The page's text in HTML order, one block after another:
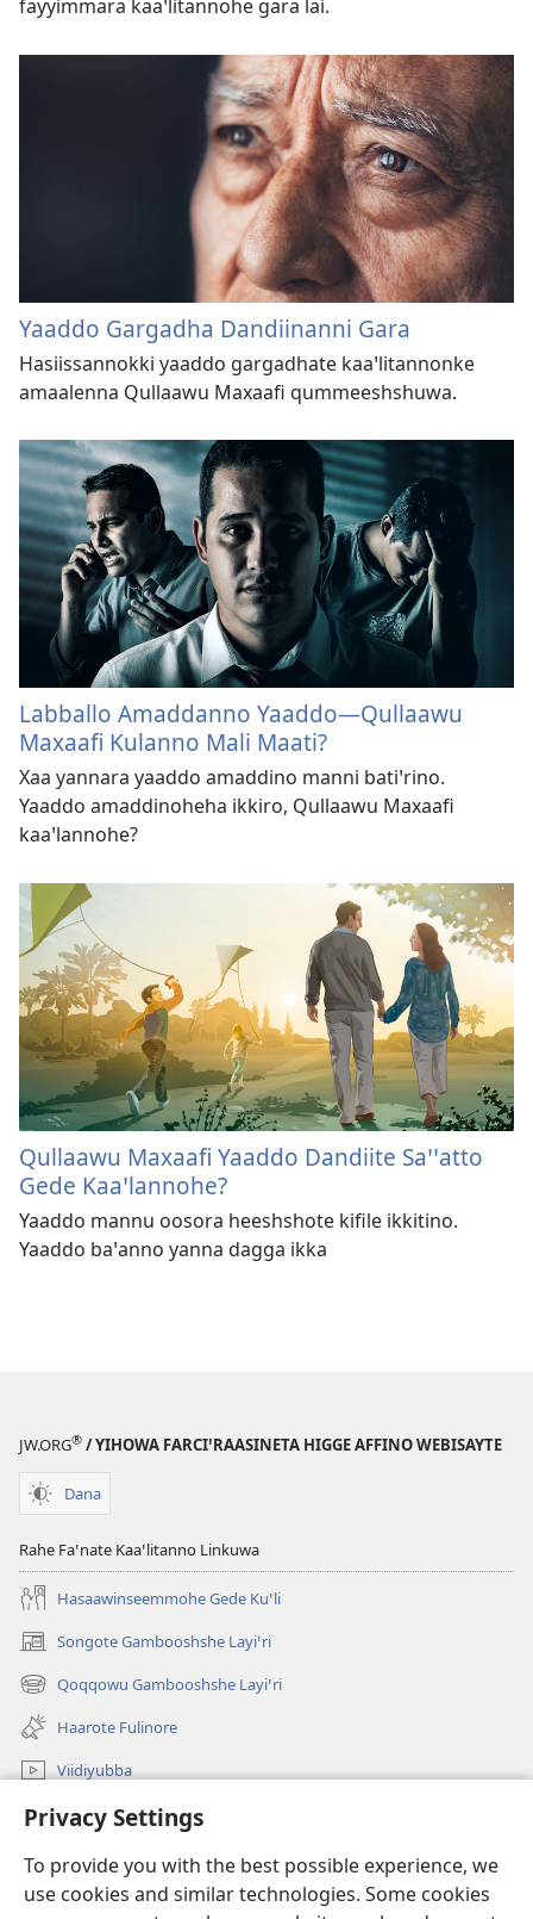
Privacy Settings
To provide you with the best possible experience, we
use cookies and similar technologies. Some cookies
fayyimmara kaaꞌlitannohe gara lai.
Yaaddo Gargadha Dandiinanni Gara
Hasiissannokki yaaddo gargadhate kaaꞌlitannonke
amaalenna Qullaawu Maxaafi qummeeshshuwa.
Labballo Amaddanno Yaaddo—Qullaawu
Maxaafi Kulanno Mali Maati?
Xaa yannara yaaddo amaddino manni batiꞌrino.
Yaaddo amaddinoheha ikkiro, Qullaawu Maxaafi
kaaꞌlannohe?
Qullaawu Maxaafi Yaaddo Dandiite Saꞌꞌatto
Gede Kaaꞌlannohe?
Yaaddo mannu oosora heeshshote kifile ikkitino.
Yaaddo baꞌanno yanna dagga ikka
JW.ORG® / YIHOWA FARCIꞌRAASINETA HIGGE AFFINO WEBISAYTE
Dana
Rahe Faꞌnate Kaaꞌlitanno Linkuwa
Hasaawinseemmohe Gede Kuꞌli
Songote Gambooshshe Layiꞌri
(opens
new
window)
Qoqqowu Gambooshshe Layiꞌri
(opens
new
window)
Haarote Fulinore
Viidiyubba
Hasiꞌri
Fushsho
(opens
new